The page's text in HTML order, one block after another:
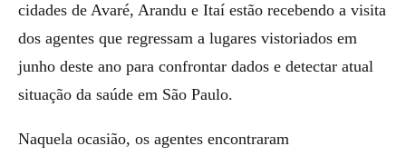
cidades de Avaré, Arandu e Itaí estão recebendo a visita
dos agentes que regressam a lugares vistoriados em
junho deste ano para confrontar dados e detectar atual
situação da saúde em São Paulo.
Naquela ocasião, os agentes encontraram